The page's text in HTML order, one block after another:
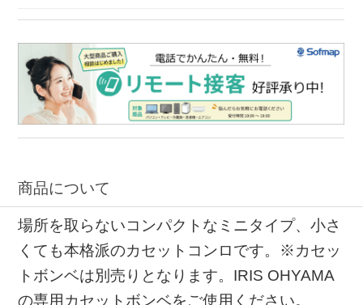
カセットコンロ 五徳
商品について
場所を取らないコンパクトなミニタイプ、小さ
くても本格派のカセットコンロです。※カセッ
トボンベは別売りとなります。IRIS OHYAMA
の専用カセットボンベをご使用ください。